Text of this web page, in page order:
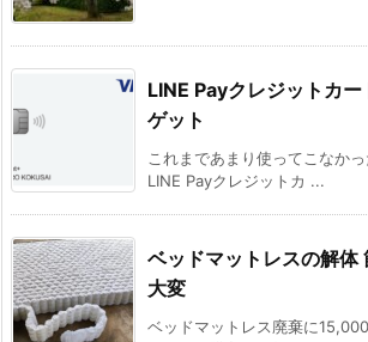
LINE Payクレジットカ
ゲット
これまであまり使ってこなかっ
LINE Payクレジットカ ...
ベッドマットレスの解体
大変
ベッドマットレス廃棄に